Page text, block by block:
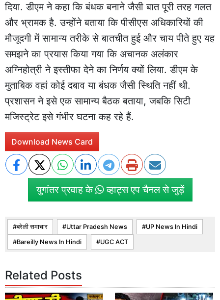
दिया. डीएम ने कहा कि बंधक बनाने जैसी बात पूरी तरह गलत
और भ्रामक है. उन्होंने बताया कि पीसीएस अधिकारियों की
मौजूदगी में सामान्य तरीके से बातचीत हुई और चाय पीते हुए यह
समझने का प्रयास किया गया कि अचानक अलंकार
अग्निहोत्री ने इस्तीफा देने का निर्णय क्यों लिया. डीएम के
मुताबिक वहां कोई दबाव या बंधक जैसी स्थिति नहीं थी.
प्रशासन ने इसे एक सामान्य बैठक बताया, जबकि सिटी
मजिस्ट्रेट इसे गंभीर घटना कह रहे हैं.
Download News Card
युगांतर प्रवाह के व्हाट्स एप चैनल से जुड़ें
बरेली समाचार Uttar Pradesh News UP News In Hindi
Bareilly News In Hindi UGC ACT
Related Posts